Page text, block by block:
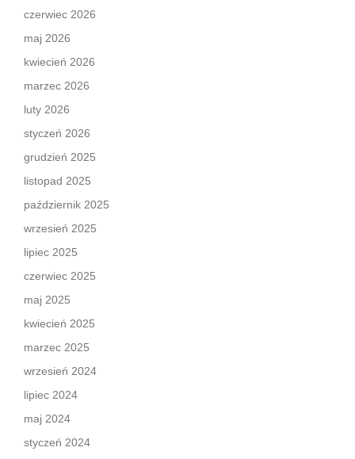
czerwiec 2026
maj 2026
kwiecień 2026
marzec 2026
luty 2026
styczeń 2026
grudzień 2025
listopad 2025
październik 2025
wrzesień 2025
lipiec 2025
czerwiec 2025
maj 2025
kwiecień 2025
marzec 2025
wrzesień 2024
lipiec 2024
maj 2024
styczeń 2024